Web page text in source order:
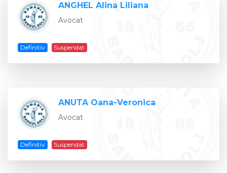
ANGHEL Alina Liliana
Avocat
Definitiv Suspendat
ANUTA Oana-Veronica
Avocat
Definitiv Suspendat